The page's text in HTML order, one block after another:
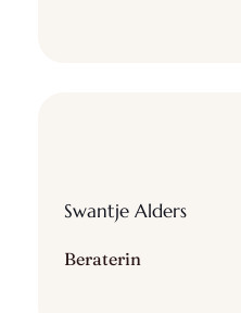
Swantje Alders
Beraterin